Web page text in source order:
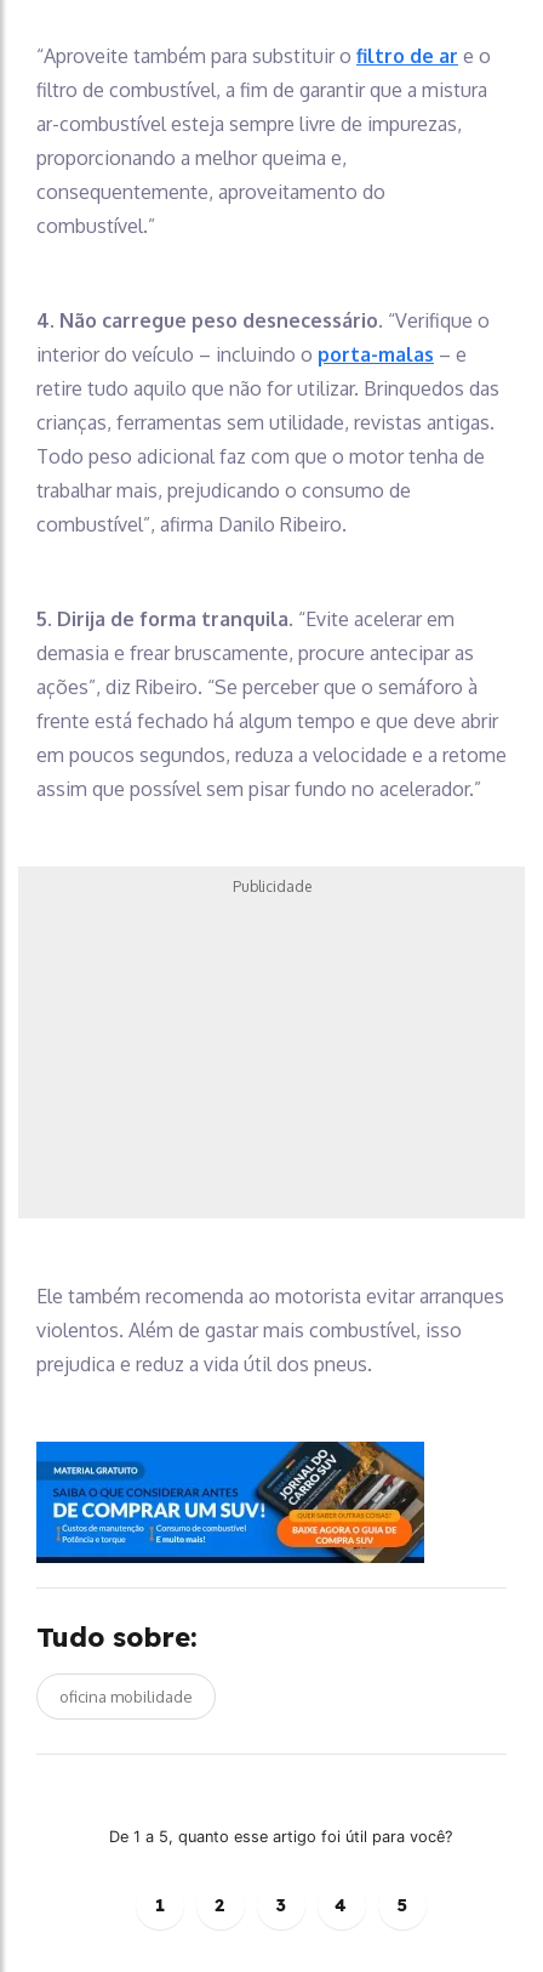
“Aproveite também para substituir o filtro de ar e o
filtro de combustível, a fim de garantir que a mistura
ar-combustível esteja sempre livre de impurezas,
proporcionando a melhor queima e,
consequentemente, aproveitamento do
combustível.”
4. Não carregue peso desnecessário. “Verifique o
interior do veículo – incluindo o porta-malas – e
retire tudo aquilo que não for utilizar. Brinquedos das
crianças, ferramentas sem utilidade, revistas antigas.
Todo peso adicional faz com que o motor tenha de
trabalhar mais, prejudicando o consumo de
combustível”, afirma Danilo Ribeiro.
5. Dirija de forma tranquila. “Evite acelerar em
demasia e frear bruscamente, procure antecipar as
ações”, diz Ribeiro. “Se perceber que o semáforo à
frente está fechado há algum tempo e que deve abrir
em poucos segundos, reduza a velocidade e a retome
assim que possível sem pisar fundo no acelerador.”
Publicidade
Ele também recomenda ao motorista evitar arranques
violentos. Além de gastar mais combustível, isso
prejudica e reduz a vida útil dos pneus.
Tudo sobre:
oficina mobilidade
De 1 a 5, quanto esse artigo foi útil para você?
1 2 3 4 5